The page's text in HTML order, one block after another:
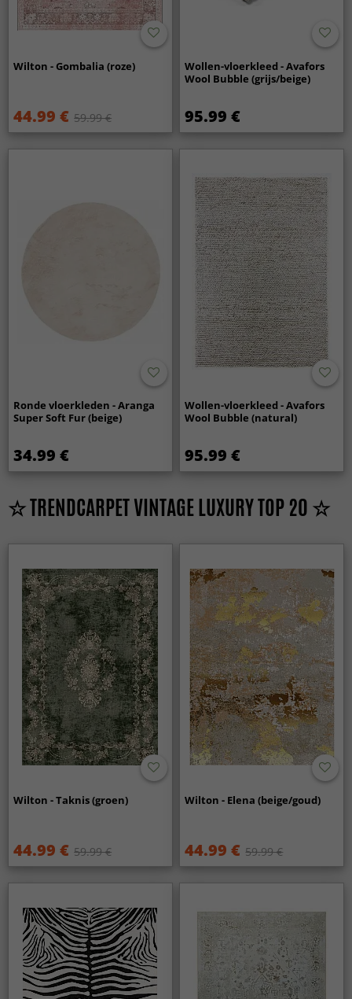
Wilton - Gombalia (roze)
44.99 € 59.99 €
Wollen-vloerkleed - Avafors
Wool Bubble (grijs/beige)
95.99 €
Ronde vloerkleden - Aranga
Super Soft Fur (beige)
34.99 €
Wollen-vloerkleed - Avafors
Wool Bubble (natural)
95.99 €
☆ TRENDCARPET VINTAGE LUXURY TOP 20 ☆
Wilton - Taknis (groen)
44.99 € 59.99 €
Wilton - Elena (beige/goud)
44.99 € 59.99 €